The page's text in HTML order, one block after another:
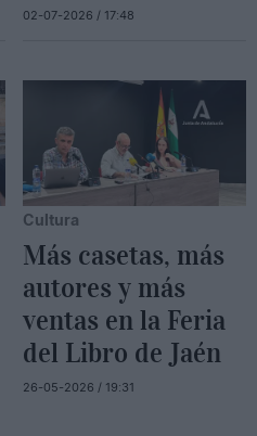
02-07-2026 / 17:48
Cultura
Más casetas, más
autores y más
ventas en la Feria
del Libro de Jaén
26-05-2026 / 19:31